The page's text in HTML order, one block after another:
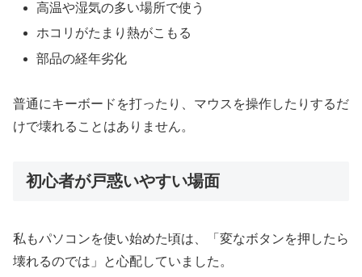
高温や湿気の多い場所で使う
ホコリがたまり熱がこもる
部品の経年劣化
普通にキーボードを打ったり、マウスを操作したりするだ
けで壊れることはありません。
初心者が戸惑いやすい場面
私もパソコンを使い始めた頃は、「変なボタンを押したら
壊れるのでは」と心配していました。